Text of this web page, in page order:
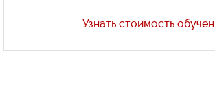
Узнать стоимость
Подробнее о GPS/ГЛОНАСС